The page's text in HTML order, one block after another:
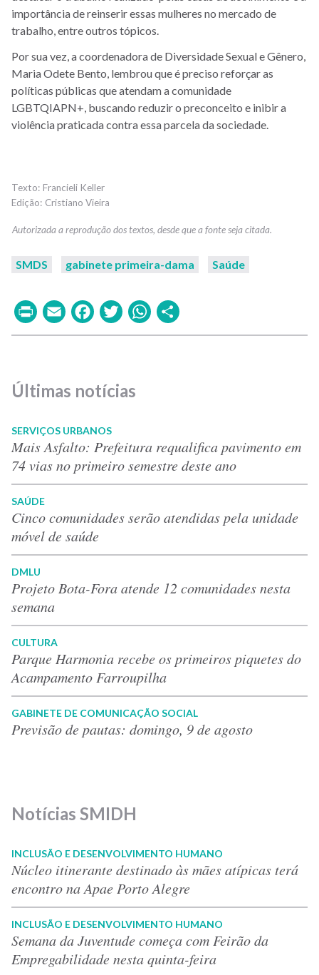
importância de reinserir essas mulheres no mercado de
trabalho, entre outros tópicos.
Por sua vez, a coordenadora de Diversidade Sexual e Gênero,
Maria Odete Bento, lembrou que é preciso reforçar as
políticas públicas que atendam a comunidade
LGBTQIAPN+, buscando reduzir o preconceito e inibir a
violência praticada contra essa parcela da sociedade.
Francieli Keller
Cristiano Vieira
SMDS gabinete primeira-dama Saúde
PrintEmailFacebook
TwitterWhatsApp
Últimas notícias
SERVIÇOS URBANOS
Mais Asfalto: Prefeitura requalifica pavimento em
74 vias no primeiro semestre deste ano
SAÚDE
Cinco comunidades serão atendidas pela unidade
móvel de saúde
DMLU
Projeto Bota-Fora atende 12 comunidades nesta
semana
CULTURA
Parque Harmonia recebe os primeiros piquetes do
Acampamento Farroupilha
GABINETE DE COMUNICAÇÃO SOCIAL
Previsão de pautas: domingo, 9 de agosto
Notícias SMIDH
INCLUSÃO E DESENVOLVIMENTO HUMANO
Núcleo itinerante destinado às mães atípicas terá
encontro na Apae Porto Alegre
INCLUSÃO E DESENVOLVIMENTO HUMANO
Semana da Juventude começa com Feirão da
Empregabilidade nesta quinta-feira